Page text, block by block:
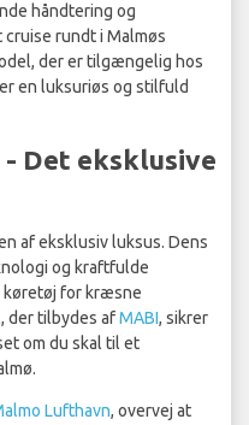
håndtering og
rundt i Malmøs
der er tilgængelig hos
en luksuriøs og stilfuld
- Det eksklusive
af eksklusiv luksus. Dens
og kraftfulde
køretøj for kræsne
der tilbydes afMABI, sikrer
om du skal til et
Lufthavn, overvej at